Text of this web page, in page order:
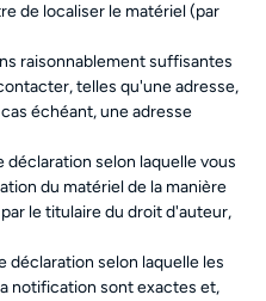
de localiser le matériel (par
raisonnablement suffisantes
telles qu'une adresse,
échéant, une adresse
déclaration selon laquelle vous
du matériel de la manière
le titulaire du droit d'auteur,
déclaration selon laquelle les
notification sont exactes et,